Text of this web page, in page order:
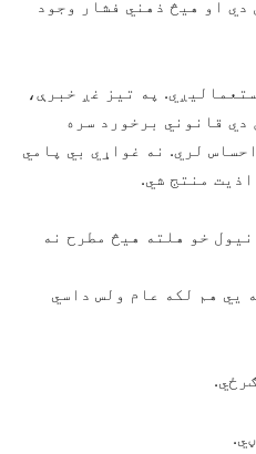
دي او هيڅ ذهني فشار وجود
په تيز غږ خبرې،
دي قانوني برخورد سره
لري. نه غواړي بي پامي
منتج شي.
خو هلته هيڅ مطرح نه
يي هم لکه عام ولس داسي